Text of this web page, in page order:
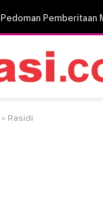
Pedoman Pemberitaan
» Rasidi